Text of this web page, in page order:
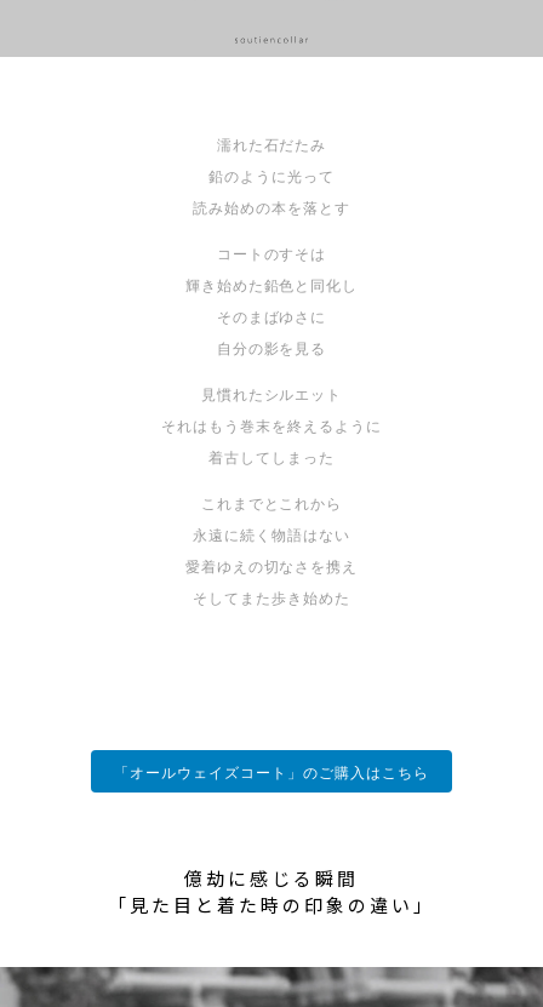
濡れた石だたみ
鉛のように光って
読み始めの本を落とす
コートのすそは
輝き始めた鉛色と同化し
そのまばゆさに
自分の影を見る
見慣れたシルエット
それはもう巻末を終えるように
着古してしまった
これまでとこれから
永遠に続く物語はない
愛着ゆえの切なさを携え
そしてまた歩き始めた
「オールウェイズコート」のご購入はこちら
億劫に感じる瞬間
「見た目と着た時の印象の違い」